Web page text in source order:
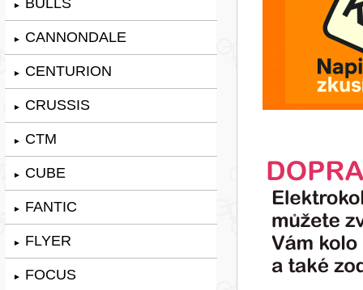
►
► CANNONDALE
► CENTURION
► CRUSSIS
► CTM
► CUBE
► FANTIC
► FLYER
► FOCUS